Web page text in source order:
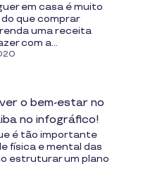
em casa é muito
que comprar
uma receita
com a...
o bem-estar no
no infográfico!
é tão importante
física e mental das
estruturar um plano